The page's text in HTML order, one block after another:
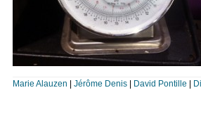
Marie Alauzen Jérôme Denis| David Pontille